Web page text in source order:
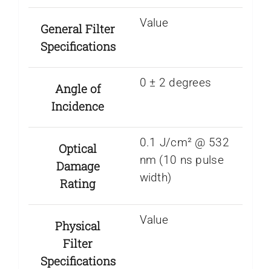
General Filter
Specifications
Value
Angle of
Incidence
0 ± 2 degrees
Optical
Damage
Rating
0.1 J/cm² @ 532
nm (10 ns pulse
width)
Physical
Filter
Specifications
Value